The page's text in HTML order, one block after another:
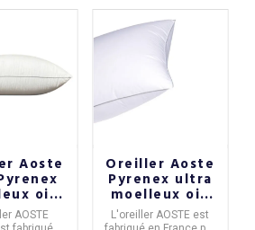
Aoste
oie
- 5
AOSTE
Oreiller Aoste
Pyrenex ultra
moelleux oie
blanche - 5
dimensions
L'oreiller AOSTE est